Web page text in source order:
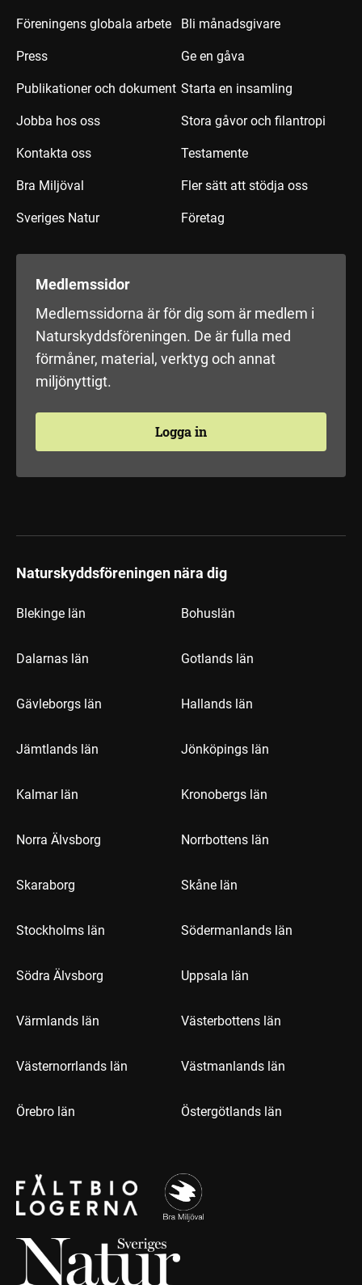
Föreningens globala arbete
Press
Publikationer och dokument
Jobba hos oss
Kontakta oss
Bra Miljöval
Sveriges Natur
Bli månadsgivare
Ge en gåva
Starta en insamling
Stora gåvor och filantropi
Testamente
Fler sätt att stödja oss
Företag
Medlemssidor
Medlemssidorna är för dig som är medlem i
Naturskyddsföreningen. De är fulla med
förmåner, material, verktyg och annat
miljönyttigt.
Logga in
Naturskyddsföreningen nära dig
Blekinge län Bohuslän
Dalarnas län Gotlands län
Gävleborgs län Hallands län
Jämtlands län Jönköpings län
Kalmar län Kronobergs län
Norra Älvsborg Norrbottens län
Skaraborg Skåne län
Stockholms län Södermanlands län
Södra Älvsborg Uppsala län
Värmlands län Västerbottens län
Västernorrlands län Västmanlands län
Örebro län Östergötlands län